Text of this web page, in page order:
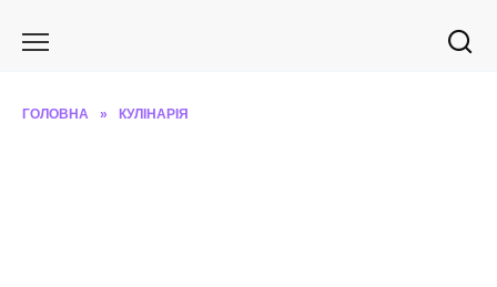
ГОЛОВНА » КУЛІНАРІЯ